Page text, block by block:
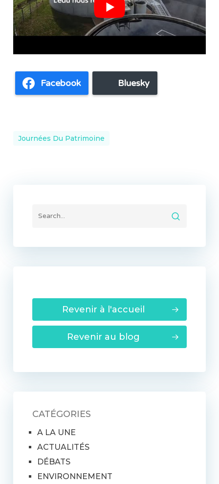
Facebook Bluesky
Journées Du Patrimoine
Revenir à l'accueil
Revenir au blog
CATÉGORIES
A LA UNE
ACTUALITÉS
DÉBATS
ENVIRONNEMENT